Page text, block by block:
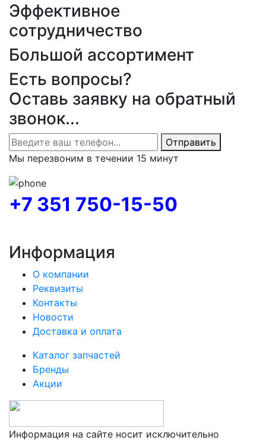
Эффективное
сотрудничество
Большой ассортимент
Информация на сайте носит исключительно
Есть вопросы?
Оставь заявку на обратный
звонок...
Отправить
Мы перезвоним в течении 15 минут
+7 351 750-15-50
Информация
О компании
Реквизиты
Контакты
Новости
Доставка и оплата
Каталог запчастей
Бренды
Акции